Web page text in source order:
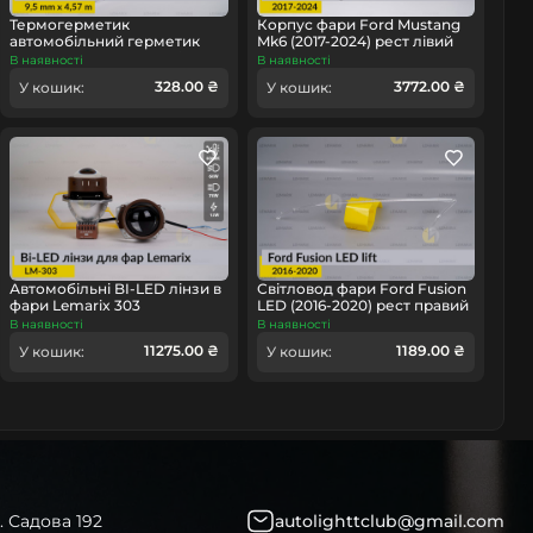
Термогерметик
автомобільний герметик
для фар Orgavyl Оргавіл
В наявності
У кошик: 328.00 ₴
Корпус фари Ford Mustang
Mk6 (2017-2024) рест лівий
В наявності
У кошик: 3772.00 ₴
Автомобільні BI-LED лінзи в
фари Lemarix 303
В наявності
У кошик: 11275.00 ₴
Світловод фари Ford Fusion
LED (2016-2020) рест правий
В наявності
У кошик: 1189.00 ₴
Садова 192 autolighttclub@gmail.com